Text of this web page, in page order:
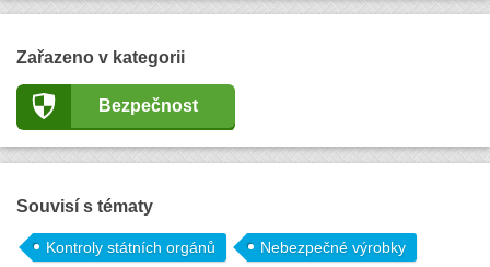
Zařazeno v kategorii
Bezpečnost
Souvisí s tématy
Kontroly státních orgánů Nebezpečné výrobky